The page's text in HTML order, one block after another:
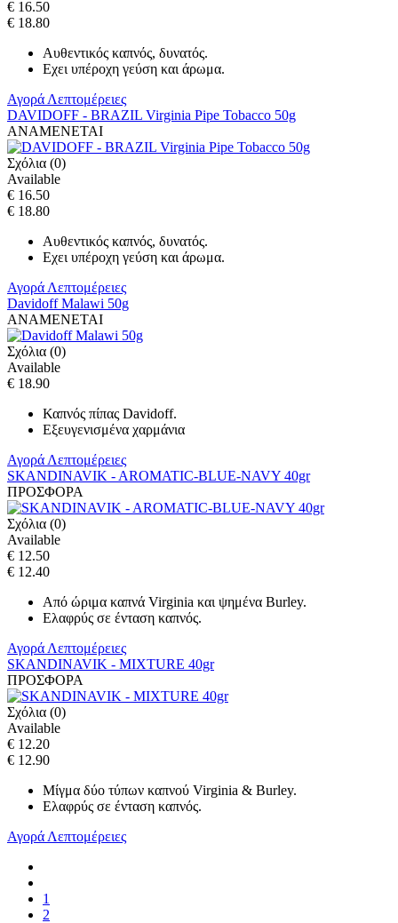
€ 16.50
€ 18.80
Αυθεντικός καπνός, δυνατός.
Eχει υπέροχη γεύση και άρωμα.
Αγορά Λεπτομέρειες
DAVIDOFF - BRAZIL Virginia Pipe Tobacco 50g
ΑΝΑΜΕΝΕΤΑΙ
Σχόλια (0)
Available
€ 16.50
€ 18.80
Αυθεντικός καπνός, δυνατός.
Eχει υπέροχη γεύση και άρωμα.
Αγορά Λεπτομέρειες
Davidoff Malawi 50g
ΑΝΑΜΕΝΕΤΑΙ
Σχόλια (0)
Available
€ 18.90
Καπνός πίπας Davidoff.
Εξευγενισμένα χαρμάνια
Αγορά Λεπτομέρειες
SKANDINAVIK - AROMATIC-BLUE-NAVY 40gr
ΠΡΟΣΦΟΡΑ
Σχόλια (0)
Available
€ 12.50
€ 12.40
Από ώριμα καπνά Virginia και ψημένα Burley.
Ελαφρύς σε ένταση καπνός.
Αγορά Λεπτομέρειες
SKANDINAVIK - MIXTURE 40gr
ΠΡΟΣΦΟΡΑ
Σχόλια (0)
Available
€ 12.20
€ 12.90
Μίγμα δύο τύπων καπνού Virginia & Burley.
Ελαφρύς σε ένταση καπνός.
Αγορά Λεπτομέρειες
1
2